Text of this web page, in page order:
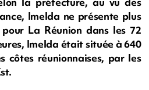
Imelda ne présente plus
La Réunion dans les 72
Imelda était située à 640
côtes réunionnaises, par les